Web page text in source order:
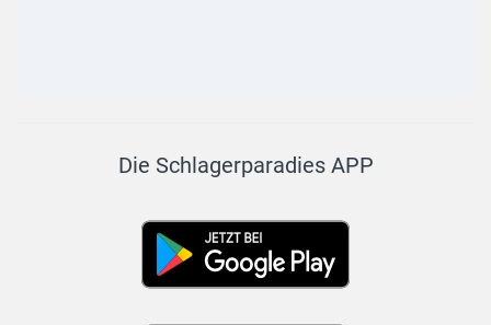
Die Schlagerparadies APP